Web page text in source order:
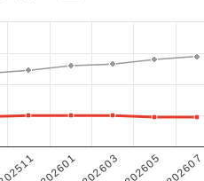
202601202603 202605 202607